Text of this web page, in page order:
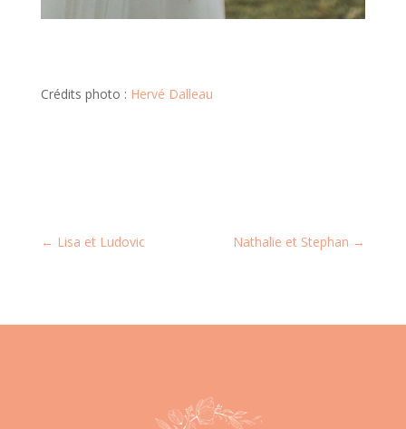
Crédits photo : Hervé Dalleau
← Lisa et Ludovic Nathalie et Stephan →